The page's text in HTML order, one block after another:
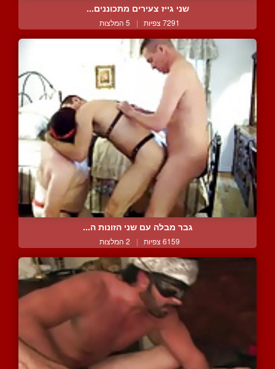
שני גייז צעירים מתכוננים...
7291 צפיות | 5 המלצות
גבר מבלה עם שני הזונות ה...
6159 צפיות | 2 המלצות